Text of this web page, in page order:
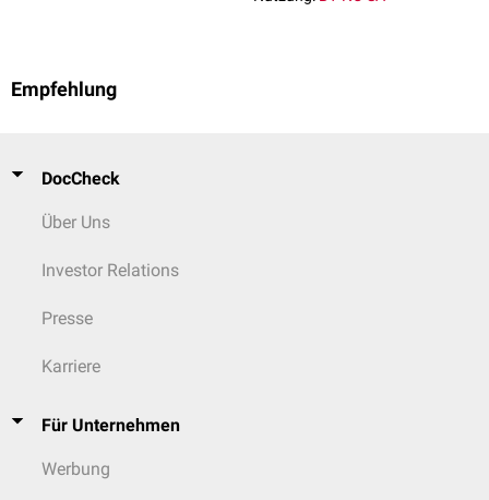
Empfehlung
DocCheck
Über Uns
Investor Relations
Presse
Karriere
Für Unternehmen
Werbung